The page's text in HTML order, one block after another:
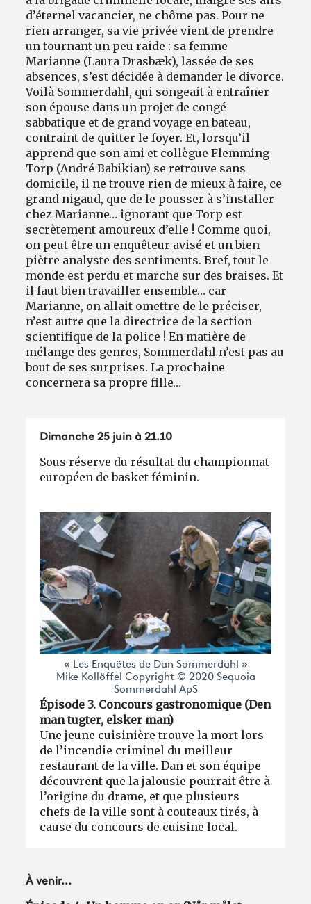
d’éternel vacancier, ne chôme pas. Pour ne
rien arranger, sa vie privée vient de prendre
un tournant un peu raide : sa femme
Marianne (Laura Drasbæk), lassée de ses
absences, s’est décidée à demander le divorce.
Voilà Sommerdahl, qui songeait à entraîner
son épouse dans un projet de congé
sabbatique et de grand voyage en bateau,
contraint de quitter le foyer. Et, lorsqu’il
apprend que son ami et collègue Flemming
Torp (André Babikian) se retrouve sans
domicile, il ne trouve rien de mieux à faire, ce
grand nigaud, que de le pousser à s’installer
chez Marianne… ignorant que Torp est
secrètement amoureux d’elle ! Comme quoi,
on peut être un enquêteur avisé et un bien
piètre analyste des sentiments. Bref, tout le
monde est perdu et marche sur des braises. Et
il faut bien travailler ensemble… car
Marianne, on allait omettre de le préciser,
n’est autre que la directrice de la section
scientifique de la police ! En matière de
mélange des genres, Sommerdahl n’est pas au
bout de ses surprises. La prochaine
concernera sa propre fille…
Dimanche 25 juin à 21.10
Sous réserve du résultat du championnat
européen de basket féminin.
« Les Enquêtes de Dan Sommerdahl »
Mike Kollöffel Copyright © 2020 Sequoia
Sommerdahl ApS
Épisode 3. Concours gastronomique (Den
man tugter, elsker man)
Une jeune cuisinière trouve la mort lors
de l’incendie criminel du meilleur
restaurant de la ville. Dan et son équipe
découvrent que la jalousie pourrait être à
l’origine du drame, et que plusieurs
chefs de la ville sont à couteaux tirés, à
cause du concours de cuisine local.
À venir...